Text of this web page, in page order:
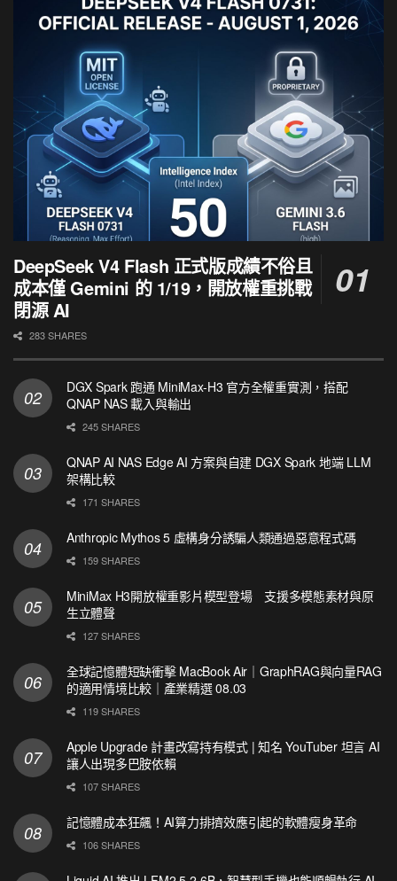
DeepSeek V4 Flash 正式版成績不俗且
成本僅 Gemini 的 1/19，開放權重挑戰
閉源 AI
283 SHARES
DGX Spark 跑通 MiniMax-H3 官方全權重實測，搭配
QNAP NAS 載入與輸出
245 SHARES
QNAP AI NAS Edge AI 方案與自建 DGX Spark 地端 LLM
架構比較
171 SHARES
Anthropic Mythos 5 虛構身分誘騙人類通過惡意程式碼
159 SHARES
MiniMax H3開放權重影片模型登場 支援多模態素材與原
生立體聲
127 SHARES
全球記憶體短缺衝擊 MacBook Air｜GraphRAG與向量RAG
的適用情境比較｜產業精選 08.03
119 SHARES
Apple Upgrade 計畫改寫持有模式 | 知名 YouTuber 坦言 AI
讓人出現多巴胺依賴
107 SHARES
記憶體成本狂飆！AI算力排擠效應引起的軟體瘦身革命
106 SHARES